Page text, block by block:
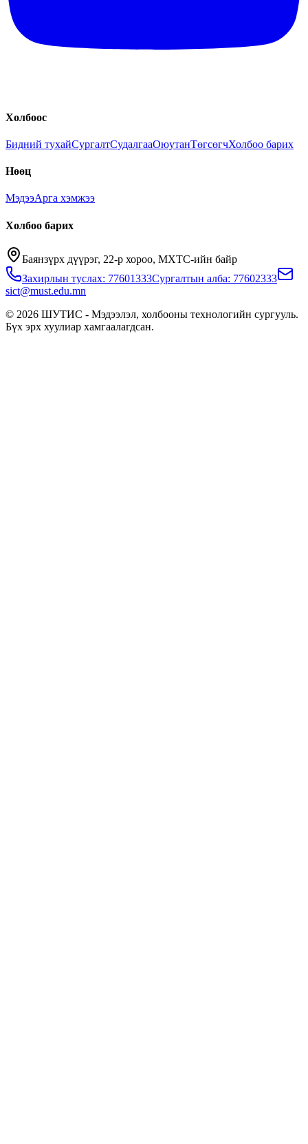
Холбоос
Бидний тухайСургалтСудалгааОюутанТөгсөгчХолбоо барих
Нөөц
МэдээАрга хэмжээ
Холбоо барих
Баянзүрх дүүрэг, 22-р хороо, МХТС-ийн байр
Захирлын туслах: 77601333Сургалтын алба: 77602333
sict@must.edu.mn
© 2026 ШУТИС - Мэдээлэл, холбооны технологийн сургууль.
Бүх эрх хуулиар хамгаалагдсан.